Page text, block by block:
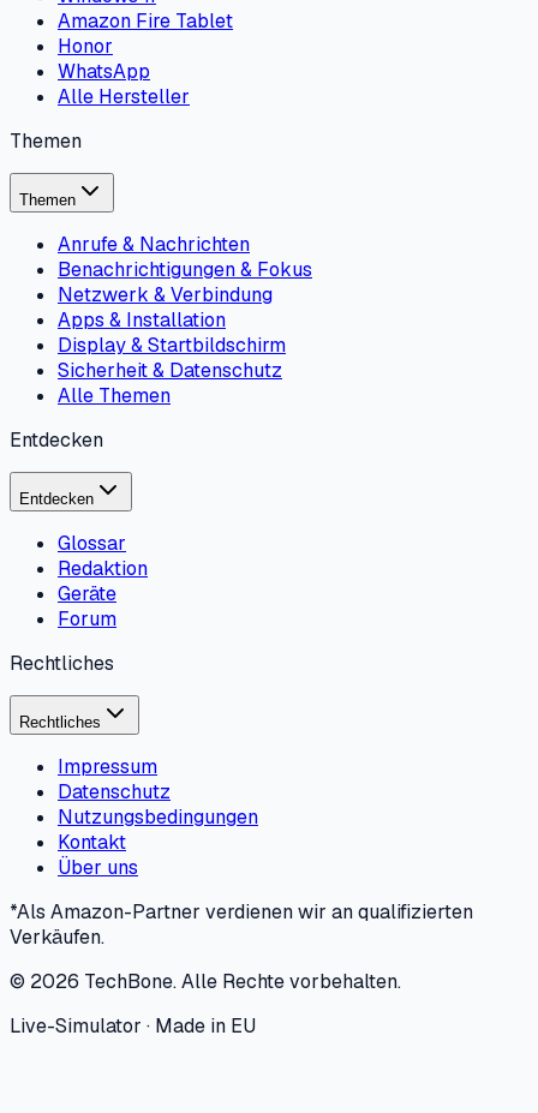
Amazon Fire Tablet
Honor
WhatsApp
Alle Hersteller
Themen
Themen
Anrufe & Nachrichten
Benachrichtigungen & Fokus
Netzwerk & Verbindung
Apps & Installation
Display & Startbildschirm
Sicherheit & Datenschutz
Alle Themen
Entdecken
Entdecken
Glossar
Redaktion
Geräte
Forum
Rechtliches
Rechtliches
Impressum
Datenschutz
Nutzungsbedingungen
Kontakt
Über uns
*Als Amazon-Partner verdienen wir an qualifizierten
Verkäufen.
© 2026 TechBone.Alle Rechte vorbehalten.
Live-Simulator · Made in EU